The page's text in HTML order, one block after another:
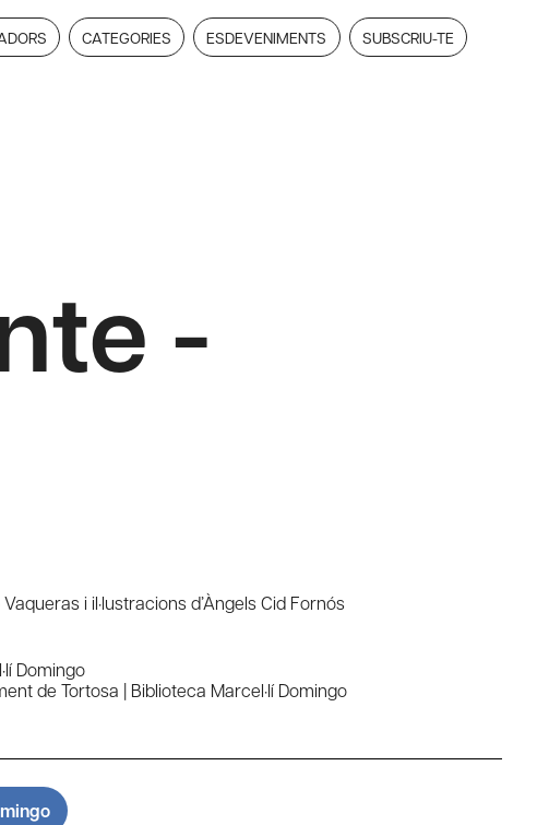
CATEGORIES ESDEVENIMENTS SUBSCRIU-TE
-
i il·lustracions d’Àngels Cid Fornós
Domingo
de Tortosa | Biblioteca Marcel·lí Domingo